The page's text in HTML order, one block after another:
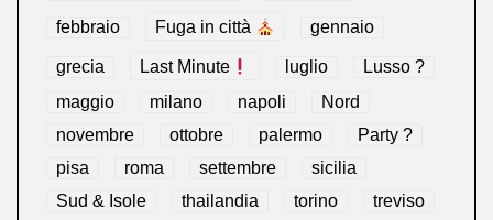
febbraio Fuga in città gennaio
grecia Last Minute luglio
Lusso ?
maggio
milano napoli
Nord
novembre
ottobre palermo
Party ?
pisa
roma settembre
sicilia
Sud & Isole
thailandia torino
treviso